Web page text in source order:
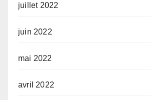
juillet 2022
juin 2022
mai 2022
avril 2022